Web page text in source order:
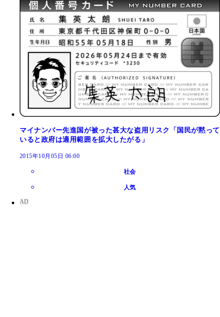
マイナンバー先進国が被った甚大な盗用リスク「国民が黙って
いると政府は適用範囲を拡大したがる」
2015年10月05日 06:00
社会
人気